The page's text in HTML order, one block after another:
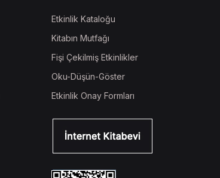
Etkinlik Kataloğu
Kitabın Mutfağı
Fişi Çekilmiş Etkinlikler
Oku-Düşün-Göster
Etkinlik Onay Formları